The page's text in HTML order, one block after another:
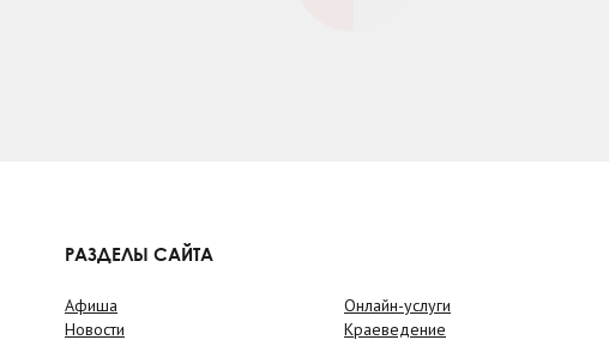
РАЗДЕЛЫ САЙТА
Афиша
Новости
Онлайн-услуги
Краеведение